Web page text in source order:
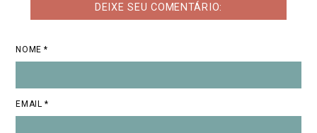
DEIXE SEU COMENTÁRIO:
NOME *
EMAIL *